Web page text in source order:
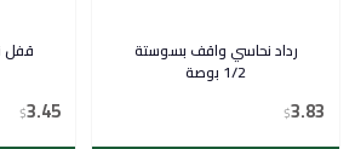
رداد نحاسي واقف بسوستة
1/2 بوصة
$3.83
$3.45